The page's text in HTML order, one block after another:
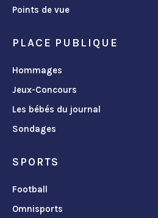
Points de vue
PLACE PUBLIQUE
Hommages
Jeux-Concours
Les bébés du journal
Sondages
SPORTS
Football
Omnisports